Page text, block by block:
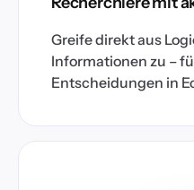
Greife direkt aus
Informationen zu –
Entscheidungen in